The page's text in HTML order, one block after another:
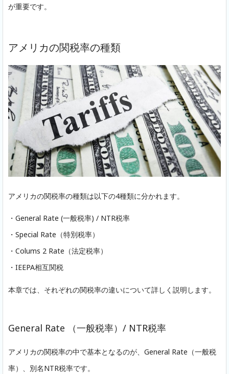
が重要です。
アメリカの関税率の種類
アメリカの関税率の種類は以下の4種類に分かれます。
・General Rate (一般税率) / NTR税率
・Special Rate（特別税率）
・Colums 2 Rate（法定税率）
・IEEPA相互関税
本章では、それぞれの関税率の違いについて詳しく説明します。
General Rate （一般税率）/ NTR税率
アメリカの関税率の中で基本となるのが、General Rate（一般税
率）、別名NTR税率です。